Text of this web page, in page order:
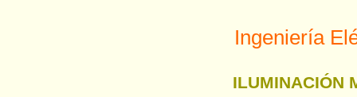
Ingeniería
ILUMINACIÓN